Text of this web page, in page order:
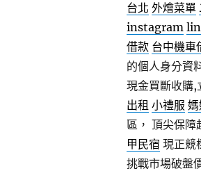
台北 外燴菜單
instagram
借款 台中機車
的個人身分資
現金買斷收購,
出租 小禮服
區， 頂尖保障
甲民宿 現正競
挑戰市場破盤